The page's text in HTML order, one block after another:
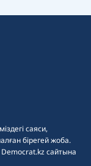
саяси,
бірегей жоба.
Democrat.kz сайтына